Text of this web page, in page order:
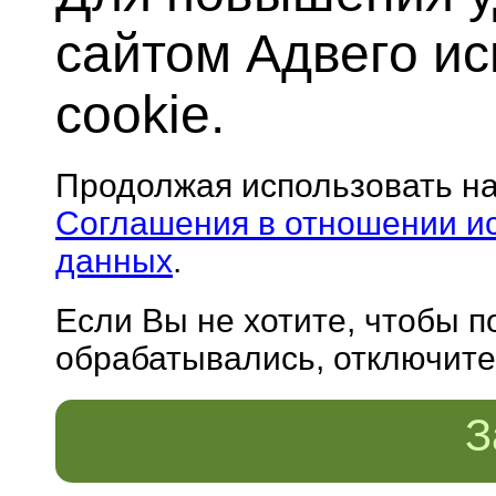
сайтом Адвего
cookie.
Продолжая использовать
Соглашения в отношении
данных.
Если Вы не хотите, чтобы
обрабатывались,